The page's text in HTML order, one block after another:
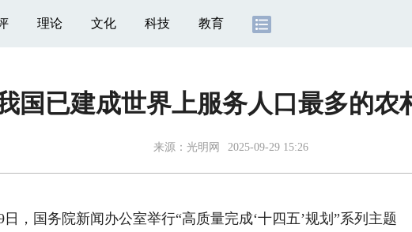
理论 文化 科技 教育
国已建成世界上服务人口最多的农
来源： 光明网 2025-09-29 15:26
日，国务院新闻办公室举行“高质量完成‘十四五’规划”系列主题